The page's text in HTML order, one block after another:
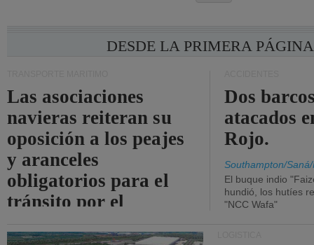
DESDE LA PRIMERA PÁGINA
Las asociaciones
navieras reiteran su
oposición a los peajes
y aranceles
obligatorios para el
tránsito por el
Dos
atacados
Rojo.
Southampton/
El buque indio
hundió, los hutíes
"NCC Wafa"